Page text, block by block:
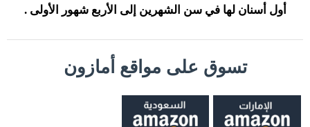
أول أسنان لها في سن الشهرين إلى الأربع شهور الأولى .
تسوق على مواقع أمازون